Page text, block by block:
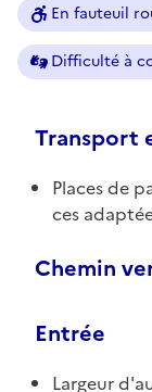
En fauteuil
Difficulté à
Transport
Places de
ces
Chemin
Entrée
Largeur